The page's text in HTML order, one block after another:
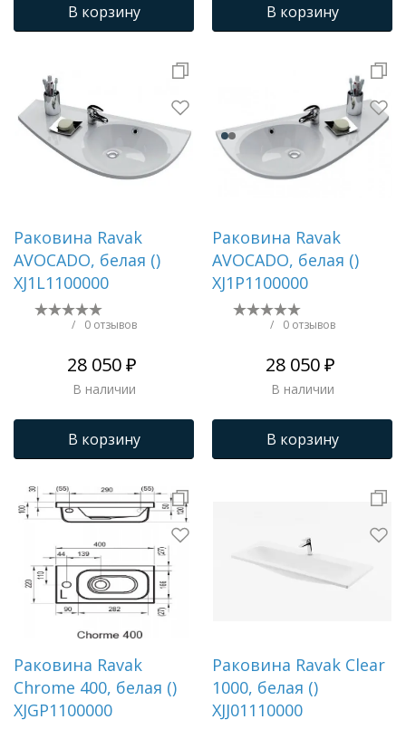
В корзину В корзину
Раковина Ravak
AVOCADO, белая ()
XJ1L1100000
/ 0 отзывов
28 050 ₽
В наличии
В корзину
Раковина Ravak
AVOCADO, белая ()
XJ1P1100000
/ 0 отзывов
28 050 ₽
В наличии
В корзину
Раковина Ravak
Chrome 400, белая ()
XJGP1100000
Раковина Ravak Clear
1000, белая ()
XJJ01110000